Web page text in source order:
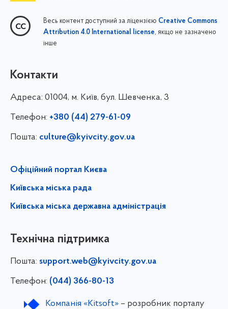
Весь контент доступний за ліцензією Creative Commons
Attribution 4.0 International license, якщо не зазначено
інше
Контакти
Адреса: 01004, м. Київ, бул. Шевченка, 3
Телефон: +380 (44) 279-61-09
Пошта: culture@kyivcity.gov.ua
Офіційний портал Києва
Київська міська рада
Київська міська державна адміністрація
Технічна підтримка
Пошта: support.web@kyivcity.gov.ua
Телефон: (044) 366-80-13
Компанія «Kitsoft»– розробник порталу